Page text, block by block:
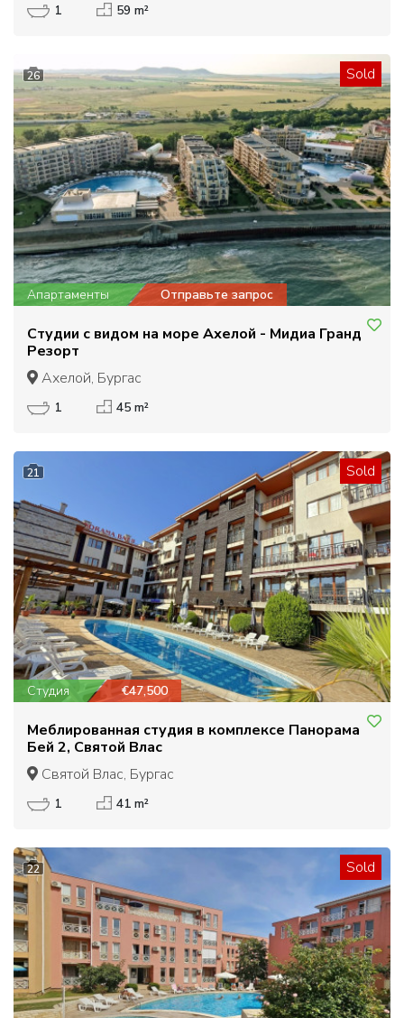
1 59 m²
26 Sold
Апартаменты Отправьте запрос
Студии с видом на море Ахелой - Мидиа Гранд
Резорт
Ахелой, Бургас
1 45 m²
21 Sold
Студия €47,500
Меблированная студия в комплексе Панорама
Бей 2, Святой Влас
Святой Влас, Бургас
1 41 m²
22 Sold